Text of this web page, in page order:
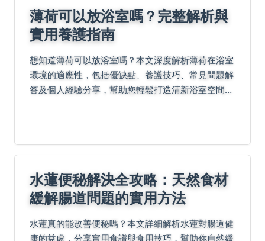
薄荷可以放浴室嗎？完整解析與
實用養護指南
想知道薄荷可以放浴室嗎？本文深度解析薄荷在浴室
環境的適應性，包括優缺點、養護技巧、常見問題解
答及個人經驗分享，幫助您輕鬆打造清新浴室空間。
水蓮便秘解決全攻略：天然食材
緩解腸道問題的實用方法
水蓮真的能改善便秘嗎？本文詳細解析水蓮對腸道健
康的益處，分享實用食譜與食用技巧，幫助你自然緩